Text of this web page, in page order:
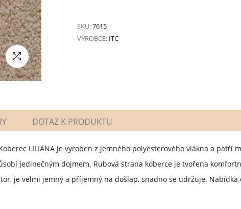
SKU:7615
VÝROBCE: ITC
DOTAZ K PRODUKTU
LILIANA je vyroben z jemného polyesterového vlákna a patří
jedinečným dojmem. Rubová strana koberce je tvořena
je velmi jemný a příjemný na došlap, snadno se udržuje. Nabídka